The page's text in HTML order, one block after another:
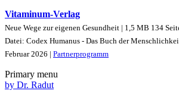
Vitaminum-Verlag
Neue Wege zur eigenen Gesundheit | 1,5 MB 134
Datei: Codex Humanus - Das Buch der
Februar 2026 | Partnerprogramm
Primary menu
by Dr. Radut